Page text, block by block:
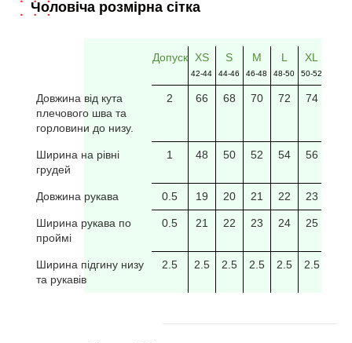
Чоловіча розмірна сітка
Допуск XS
42-44
S
44-46
M
46-48
L
48-50
XL
50-52
Довжина від кута
плечового шва та
горловини до низу.
2 66 68 70 72 74
Ширина на рівні
грудей
1 48 50 52 54 56
Довжина рукава 0.5 19 20 21 22 23
Ширина рукава по
проймі
0.5 21 22 23 24 25
Ширина підгину низу
та рукавів
2.5 2.5 2.5 2.5 2.5 2.5